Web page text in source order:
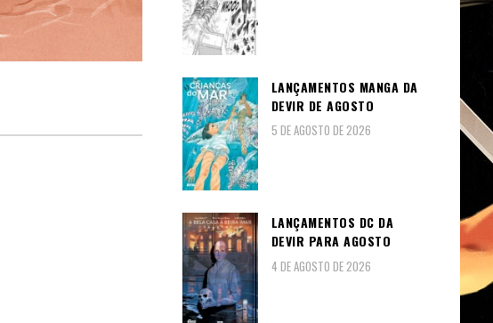
LANÇAMENTOS MANGA DA
DEVIR DE AGOSTO
5 DE AGOSTO DE 2026
LANÇAMENTOS DC DA
DEVIR PARA AGOSTO
4 DE AGOSTO DE 2026